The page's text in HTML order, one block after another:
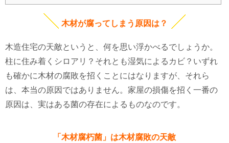
木材が腐ってしまう原因は？
木造住宅の天敵というと、何を思い浮かべるでしょうか。
柱に住み着くシロアリ？それとも湿気によるカビ？いずれ
も確かに木材の腐敗を招くことにはなりますが、それら
は、本当の原因ではありません。家屋の損傷を招く一番の
原因は、実はある菌の存在によるものなのです。
「木材腐朽菌」は木材腐敗の天敵